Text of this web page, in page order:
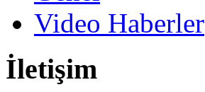
Video Haberler
İletişim